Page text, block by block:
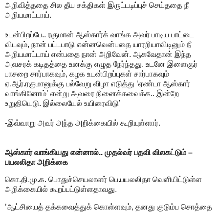
அறிவித்ததை சில தீய சக்திகள் இருட்டடிப்புச் செய்ததை நீ
அறியமாட்டாய்.
உடன்பிறப்பே.. ரகுமான் ஆஸ்கார்க் வாங்க அவர் பாடிய பாட்டை
விடவும், நான் பட்டபாடு என்னவென்பதை யாரறியாவிடினும் நீ
அறியமாட்டாய் என்பதை நான் அறிவேன். ஆகவேதான் இந்த
அவசரக் கடிதத்தை உனக்கு எழுத நேர்ந்தது. உடனே இளைஞர்
பாசறை சார்பாகவும், கழக உடன்பிறப்புகள் சார்பாகவும்
ஏ.ஆர்.ரகுமானுக்கு பல்வேறு விழா எடுத்து ‘ஏண்டா ஆஸ்கார்
வாங்கினோம்’ என்று அவரை நினைக்கவைக்க.. இன்றே
உறுதியெடு. இல்லையேல் உயிரைவிடு’
-இவ்வாறு அவர் அந்த அறிக்கையில் கூறியுள்ளார்.
ஆஸ்கார் வாங்கியது என்னால்.. முதல்வர் பதவி விலகட்டும் –
பயலலிதா அறிக்கை
கொ.தி.மு.க. பொதுச்செயலாளர் பெ.பயலலிதா வெளியிட்டுள்ள
அறிக்கையில் கூறப்பட்டுள்ளதாவது.
’ஆட்சியைத் தக்கவைத்துக் கொள்ளவும், தனது குடும்ப சொத்தை